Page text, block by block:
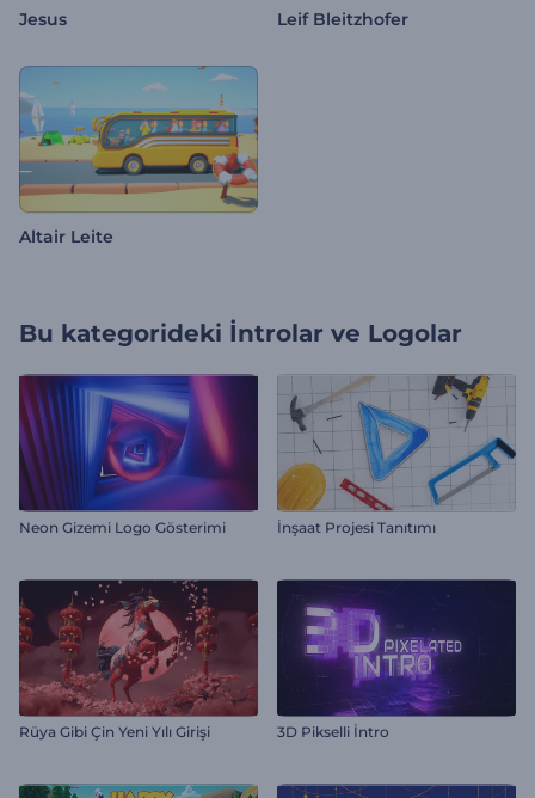
Jesus Leif Bleitzhofer
Altair Leite
Bu kategorideki İntrolar ve Logolar
Neon Gizemi Logo Gösterimi İnşaat Projesi Tanıtımı
Rüya Gibi Çin Yeni Yılı Girişi 3D Pikselli İntro